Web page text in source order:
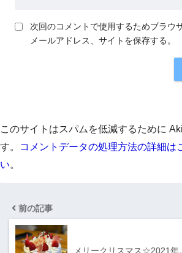
次回のコメントで使用するためブラウ
メールアドレス、サイトを保存する。
このサイトはスパムを低減するために
す。
コメントデータの処理方法の詳細は
い。
前の記事
メリークリスマス☆2021年。